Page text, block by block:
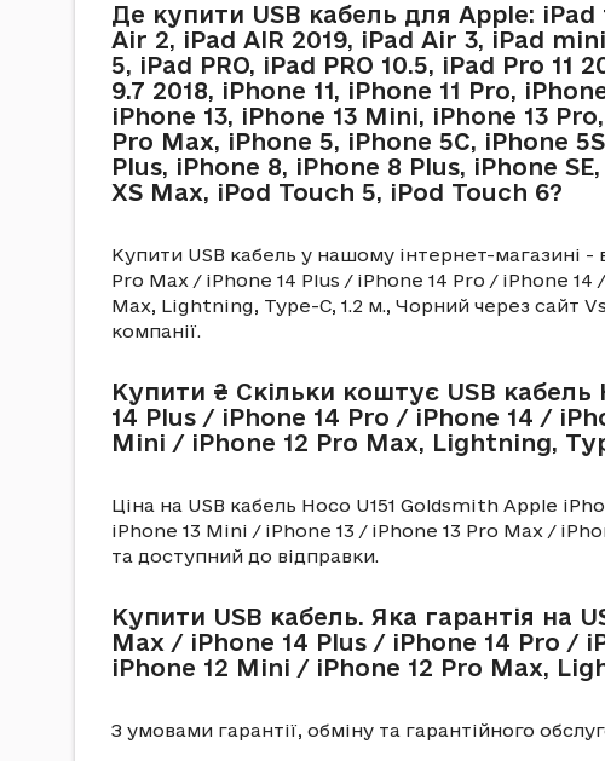
Де купити USB кабель для Apple: iPad
Air 2, iPad AIR 2019, iPad Air 3, iPad
5, iPad PRO, iPad PRO 10.5, iPad Pro 11
9.7 2018, iPhone 11, iPhone 11 Pro,
iPhone 13, iPhone 13 Mini, iPhone 13
Pro Max, iPhone 5, iPhone 5C, iPhone
Plus, iPhone 8, iPhone 8 Plus, iPhone
XS Max, iPod Touch 5, iPod Touch 6?
Купити USB кабель у нашому інтернет-магазині -
Pro Max / iPhone 14 Plus / iPhone 14 Pro / iPhone
Max, Lightning, Type-C, 1.2 м., Чорний через сайт
компанії.
Купити ₴ Скільки коштує USB
14 Plus / iPhone 14 Pro / iPhone 14 /
Mini / iPhone 12 Pro Max, Lightning,
Ціна на USB кабель Hoco U151 Goldsmith Apple
iPhone 13 Mini / iPhone 13 / iPhone 13 Pro Max /
та доступний до відправки.
Купити USB кабель. Яка гарантія на
Max / iPhone 14 Plus / iPhone 14 Pro /
iPhone 12 Mini / iPhone 12 Pro Max,
З умовами гарантії, обміну та гарантійного